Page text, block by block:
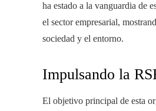
ha estado a la vanguardia de
el sector empresarial,
sociedad y el entorno.
Impulsando la
El objetivo principal de esta